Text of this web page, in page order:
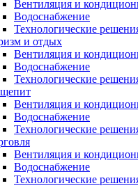
Вентиляция и
Водоснабжение
Технологические
и отдых
Вентиляция и
Водоснабжение
Технологические
Вентиляция и
Водоснабжение
Технологические
Вентиляция и
Водоснабжение
Технологические